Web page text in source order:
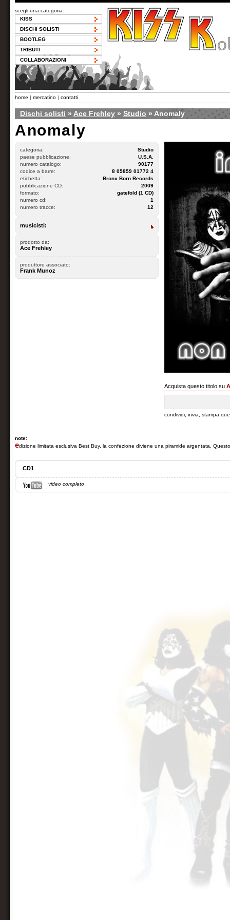
scegli una categoria:
KISS
DISCHI SOLISTI
BOOTLEG
TRIBUTI
COLLABORAZIONI
home | mercatino | contatti
Dischi solisti » Ace Frehley » Studio » Anomaly
Anomaly
Acquista questo titolo su
condividi, invia, stampa
categoria:
Studio
paese pubblicazione:
U.S.A.
numero catalogo:
90177
codice a barre:
8 05859 01772 4
etichetta:
Bronx Born Records
pubblicazione CD:
2009
formato:
gatefold (1 CD)
numero cd:
1
numero tracce:
12
musicisti:
prodotto da:
Ace Frehley
produttore associato:
Frank Munoz
note:
edizione limitata esclusiva Best Buy, la confezione diviene una piramide argentata.
CD1
video completo